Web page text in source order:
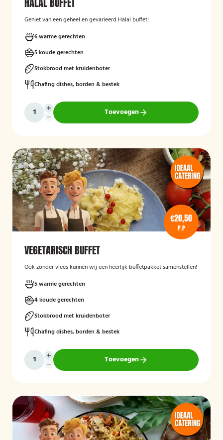
Geniet van een geheel en gevarieerd Halal buffet!
6 warme gerechten
5 koude gerechten
Stokbrood met kruidenboter
Chafing dishes, borden & bestek
Toevoegen
€20,50
P.P
VEGETARISCH BUFFET
Ook zonder vlees kunnen wij een heerlijk buffetpakket samenstellen!
5 warme gerechten
4 koude gerechten
Stokbrood met kruidenboter
Chafing dishes, borden & bestek
Toevoegen